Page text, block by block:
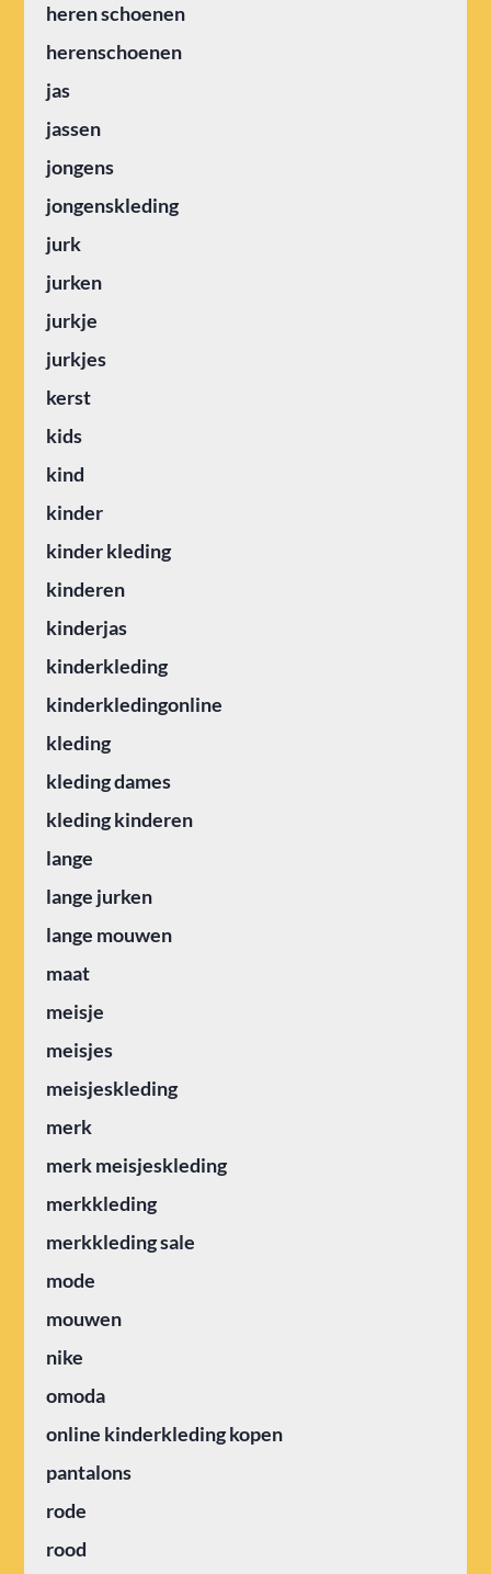
heren schoenen
herenschoenen
jas
jassen
jongens
jongenskleding
jurk
jurken
jurkje
jurkjes
kerst
kids
kind
kinder
kinder kleding
kinderen
kinderjas
kinderkleding
kinderkledingonline
kleding
kleding dames
kleding kinderen
lange
lange jurken
lange mouwen
maat
meisje
meisjes
meisjeskleding
merk
merk meisjeskleding
merkkleding
merkkleding sale
mode
mouwen
nike
omoda
online kinderkleding kopen
pantalons
rode
rood